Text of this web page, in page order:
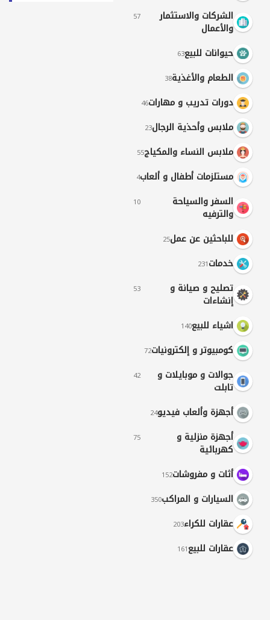
الشركات والاستثمار
والأعمال
57
حيوانات للبيع63
الطعام والأغذية38
دورات تدريب و مهارات46
ملابس وأحذية الرجال23
ملابس النساء والمكياج55
مستلزمات أطفال و ألعاب4
السفر والسياحة
والترفيه
10
للباحثين عن عمل25
خدمات231
تصليح و صيانة و
إنشاءات
53
اشياء للبيع140
كومبيوتر و إلكترونيات72
جوالات و موبايلات و
تابلت
42
أجهزة وألعاب فيديو24
أجهزة منزلية و
كهربائية
75
أثات و مفروشات152
السيارات و المراكب350
عقارات للكراء203
عقارات للبيع161